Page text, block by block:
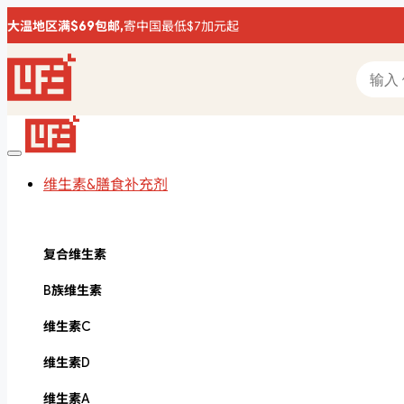
大温地区满$69包邮,寄中国最低$7加元起
维生素&膳食补充剂
复合维生素
B族维生素
维生素C
维生素D
维生素A